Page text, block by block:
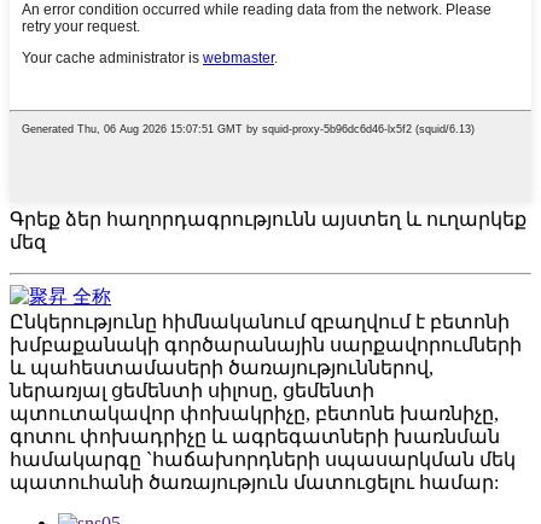
Գրեք ձեր հաղորդագրությունն այստեղ և ուղարկեք
մեզ
Ընկերությունը հիմնականում զբաղվում է բետոնի
խմբաքանակի գործարանային սարքավորումների
և պահեստամասերի ծառայություններով,
ներառյալ ցեմենտի սիլոսը, ցեմենտի
պտուտակավոր փոխակրիչը, բետոնե խառնիչը,
գոտու փոխադրիչը և ագրեգատների խառնման
համակարգը `հաճախորդների սպասարկման մեկ
պատուհանի ծառայություն մատուցելու համար: